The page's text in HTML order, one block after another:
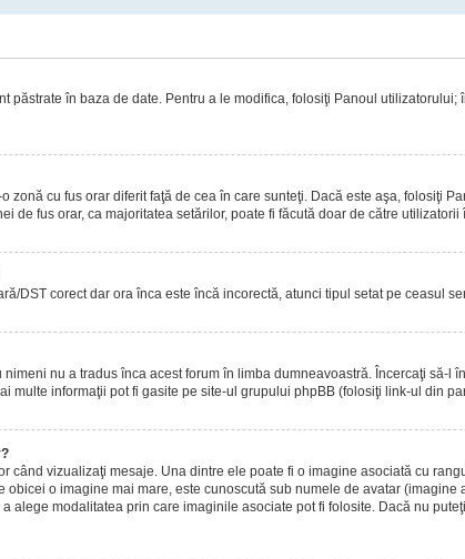
păstrate în baza de date. Pentru a le modifica, folosiţi Panoul
zonă cu fus orar diferit faţă de cea în care sunteţi. Dacă este aşa, folosiţi
de fus orar, ca majoritatea setărilor, poate fi făcută doar de către
DST corect dar ora înca este încă incorectă, atunci tipul setat pe ceasul
nu a tradus înca acest forum în limba dumneavoastră. Încercaţi
multe informaţii pot fi gasite pe site-ul grupului phpBB (folosiţi link-ul din
când vizualizaţi mesaje. Una dintre ele poate fi o imagine asociată cu
o imagine mai mare, este cunoscută sub numele de avatar
alege modalitatea prin care imaginile asociate pot fi folosite. Dacă nu